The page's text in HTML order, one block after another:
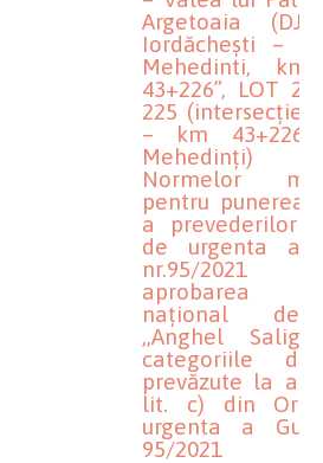
Argetoaia
Iordăchești –
Mehedinti,
43+226”, LOT
225 (intersecție
– km 43+226
Mehedinți)
Normelor
pentru punerea
a prevederilor
de urgenta a
nr.95/
aprobarea
național de
,,Anghel
categoriile
prevăzute la
lit. c) din
urgenta a
95/2021